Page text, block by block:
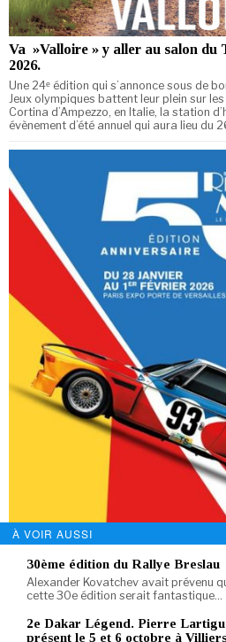
Va »Valloire » y aller au salon du
2026.
Une 24ᵉ édition qui s’annonce sous de
Jeux olympiques battent leur plein sur
Cortina d’Ampezzo, en Italie, la station
évènement d’été annuel qui aura lieu du
RétroMobile 2026, du 28 janvier
En matière d’exposition, le Salon
incontournable des passionnés d’autos
de l’ouverture des portes, les
vieilles guimbardes rutilantes, afin
À VOIR AUSSI
30ème édition du Rallye Breslau
Alexander Kovatchev avait prévenu
cette 30e édition serait fantastique…
2e Dakar Légend. Pierre
présent le 5 et 6 octobre à